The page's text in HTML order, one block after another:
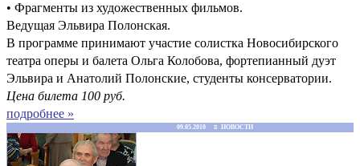
• Фрагменты из художественных фильмов.
Ведущая Эльвира Полонская.
В программе принимают участие солистка Новосибирского
театра оперы и балета Ольга Колобова, фортепианный дуэт
Эльвира и Анатолий Полонские, студенты консерватории.
Цена билета 100 руб.
подробнее »
09.05.2010 ≡ НОВОСТИ